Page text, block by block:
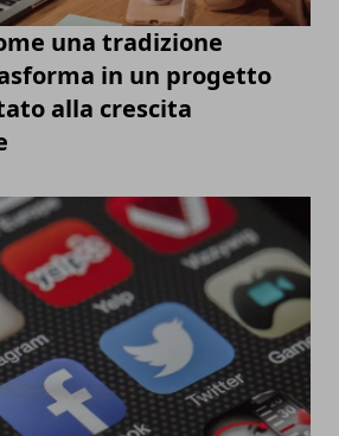
una tradizione
in un progetto
alla crescita